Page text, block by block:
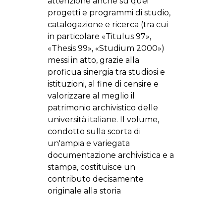
progetti e programmi di studio,
catalogazione e ricerca (tra cui
in particolare «Titulus 97»,
«Thesis 99», «Studium 2000»)
messi in atto, grazie alla
proficua sinergia tra studiosi e
istituzioni, al fine di censire e
valorizzare al meglio il
patrimonio archivistico delle
università italiane. Il volume,
condotto sulla scorta di
un'ampia e variegata
documentazione archivistica e a
stampa, costituisce un
contributo decisamente
originale alla storia